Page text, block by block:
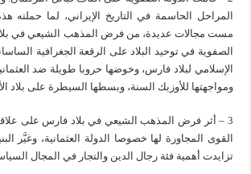
المراحل الحاسمة في التاريخ الإيراني، لما حملته
مست مجالات عديدة، من فرض المذهب الشيعي في بلاد
الصفوية في توحيد البلاد على الرقعة الجغرافية
الإسلامي لبلاد فارس، وخوضها حروبا طويلة ضد
ومواجهتها للأوزبك السنة، وبسطها السيطرة على بلاد
3 – أثر فرض المذهب الشيعي في بلاد فارس على
القوى المجاورة لها خصوصا الدولة العثمانية، وغيَّر
تزايدت أهمية فئة رجال الدين والتجار في المجال